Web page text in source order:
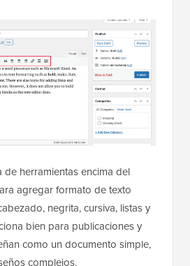
herramientas encima del
agregar formato de texto
negrita, cursiva, listas y
bien para publicaciones y
como un documento simple,
complejos.